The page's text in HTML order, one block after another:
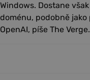
Windows. Dostane
doménu, podobně
OpenAI, píše The Verge.